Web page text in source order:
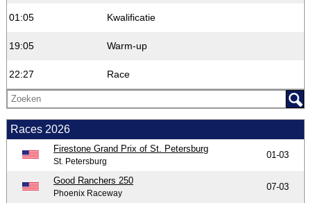
01:05 Kwalificatie
19:05 Warm-up
22:27 Race
Races 2026
Firestone Grand Prix of St. Petersburg
St. Petersburg
01-03
Good Ranchers 250
Phoenix Raceway
07-03